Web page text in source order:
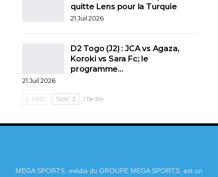
quitte Lens pour la Turquie
21 Juil 2026
D2 Togo (J2) : JCA vs Agaza,
Koroki vs Sara Fc; le
programme…
21 Juil 2026
PRÉC. SUIV. 1 De 154
MEGA SPORTS, média du GROUPE MEGA SPORTS, est un